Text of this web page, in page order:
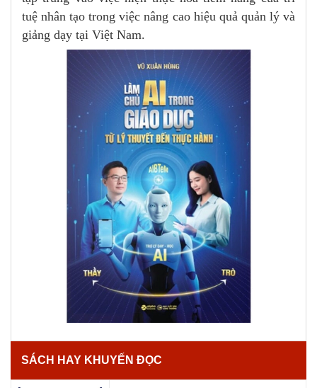
tuệ nhân tạo trong việc nâng cao hiệu quả quản lý và
giảng dạy tại Việt Nam.
SÁCH HAY KHUYẾN ĐỌC